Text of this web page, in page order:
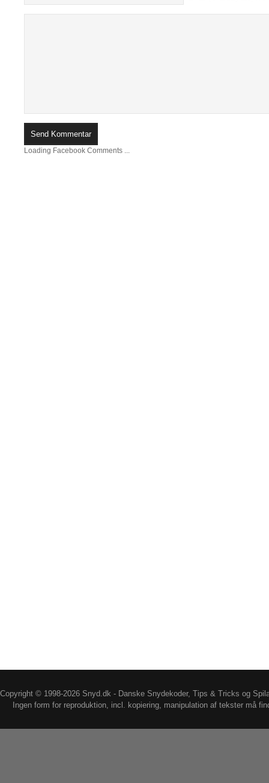
Loading Facebook Comments ...
Copyright © 1998-2026 Snyd.dk - Danske Snydekoder, Tips & Tricks og
Ingen form for reproduktion, incl. kopiering, manipulation af tekster må